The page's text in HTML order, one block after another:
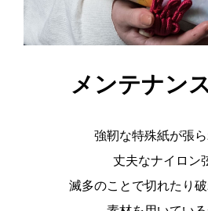
メンテナン
強靭な特殊紙が張ら
丈夫なナイロン
滅多のことで切れたり